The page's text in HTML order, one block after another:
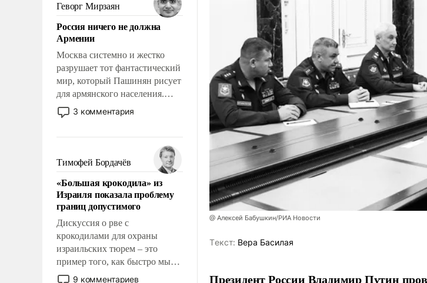
Геворг Мирзаян
Россия ничего не должна
Армении
Москва системно и жестко
разрушает тот фантастический
мир, который Пашинян рисует
для армянского населения.
Мир, где этому населению все
должны просто по
политические прожекты будут
беспрекословно оплачиваться
за счет российских
налогоплательщиков и где за
свои поступки не нужно
отвечать.
3 комментария
Тимофей Бордачёв
«Большая крокодила» из
Израиля показала проблему
границ допустимого
Дискуссия о рве с
крокодилами для охраны
израильских тюрем – это
пример того, как быстро мы
двигаемся по пути
9 комментариев
@ Алексей Бабушкин/РИА Новости
Tекст: Вера Басилая
Президент России Владимир Путин